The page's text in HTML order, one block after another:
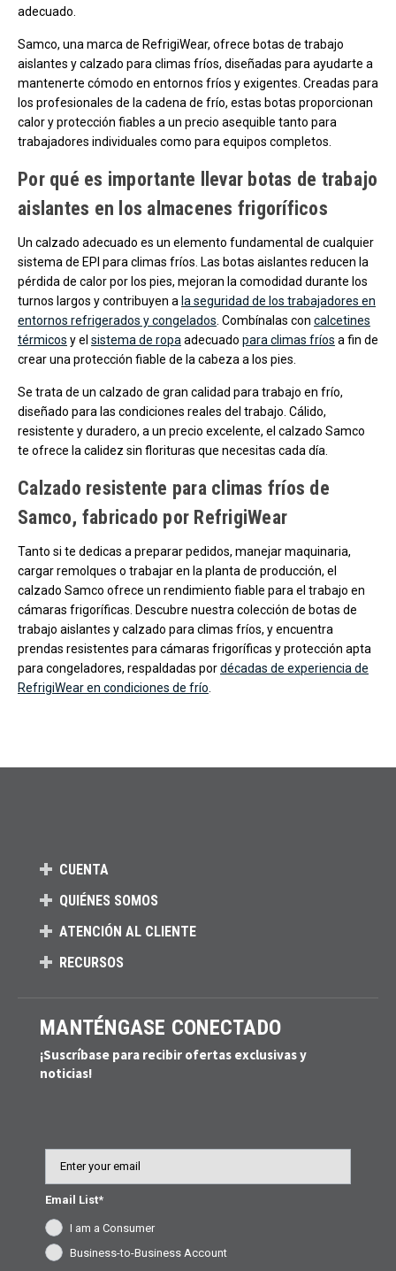
adecuado.
Samco, una marca de RefrigiWear, ofrece botas de trabajo
aislantes y calzado para climas fríos, diseñadas para ayudarte a
mantenerte cómodo en entornos fríos y exigentes. Creadas para
los profesionales de la cadena de frío, estas botas proporcionan
calor y protección fiables a un precio asequible tanto para
trabajadores individuales como para equipos completos.
Por qué es importante llevar botas de trabajo
aislantes en los almacenes frigoríficos
Un calzado adecuado es un elemento fundamental de cualquier
sistema de EPI para climas fríos. Las botas aislantes reducen la
pérdida de calor por los pies, mejoran la comodidad durante los
turnos largos y contribuyen a la seguridad de los trabajadores en
entornos refrigerados y congelados . Combínalas con calcetines
térmicos y el sistema de ropa adecuado para climas fríos a fin de
crear una protección fiable de la cabeza a los pies.
Se trata de un calzado de gran calidad para trabajo en frío,
diseñado para las condiciones reales del trabajo. Cálido,
resistente y duradero, a un precio excelente, el calzado Samco
te ofrece la calidez sin florituras que necesitas cada día.
Calzado resistente para climas fríos de
Samco, fabricado por RefrigiWear
Tanto si te dedicas a preparar pedidos, manejar maquinaria,
cargar remolques o trabajar en la planta de producción, el
calzado Samco ofrece un rendimiento fiable para el trabajo en
cámaras frigoríficas. Descubre nuestra colección de botas de
trabajo aislantes y calzado para climas fríos, y encuentra
prendas resistentes para cámaras frigoríficas y protección apta
para congeladores, respaldadas pordécadas de experiencia de
RefrigiWear en condiciones de frío
CUENTA
QUIÉNES SOMOS
ATENCIÓN AL CLIENTE
RECURSOS
MANTÉNGASE CONECTADO
¡Suscríbase para recibir ofertas exclusivas y
noticias!
Email List*
I am a Consumer
Business-to-Business Account